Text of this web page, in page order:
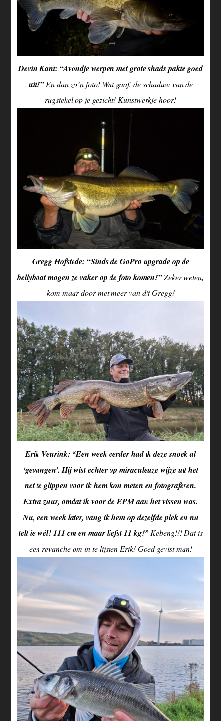
Devin Kant: “Avondje werpen met grote shads pakte goed
uit!”En dan zo’n foto! Wat gaaf, de schaduw van de
rugstekel op je gezicht! Kunstwerkje hoor!
Gregg Hofstede: “Sinds de GoPro upgrade op de
bellyboat mogen ze vaker op de foto komen!”Zeker weten,
kom maar door met meer van dit Gregg!
Erik Veurink: “Een week eerder had ik deze snoek al
‘gevangen’. Hij wist echter op miraculeuze wijze uit het
net te glippen voor ik hem kon meten en fotograferen.
Extra zuur, omdat ik voor de EPM aan het vissen was.
Nu, een week later, vang ik hem op dezelfde plek en nu
telt ie wél! 111 cm en maar liefst 11 kg!”Kebeng!!! Dat is
een revanche om in te lijsten Erik! Goed gevist man!